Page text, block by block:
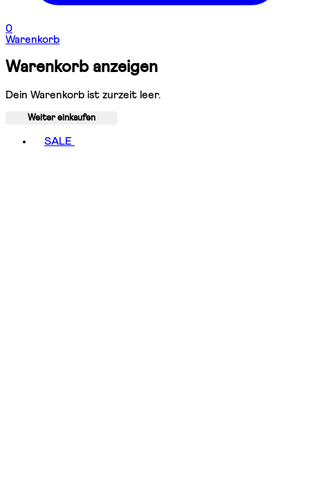
0
Warenkorb
Warenkorb anzeigen
Dein Warenkorb ist zurzeit leer.
Weiter einkaufen
SALE